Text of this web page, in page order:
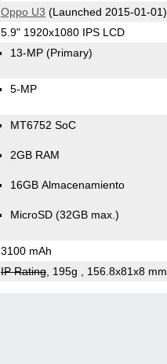
Oppo U3 (Launched 2015-01-01)
5.9" 1920x1080 IPS LCD
13-MP (Primary)
5-MP
MT6752 SoC
2GB RAM
16GB Almacenamiento
MicroSD (32GB max.)
3100 mAh
IP Rating, 195g , 156.8x81x8 mm